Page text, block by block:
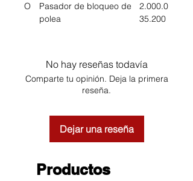
O
Pasador de bloqueo de
polea
2.000.0
35.200
No hay reseñas todavía
Comparte tu opinión. Deja la primera
reseña.
Dejar una reseña
Productos